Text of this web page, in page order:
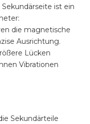
ist ein
die magnetische
Ausrichtung.
Lücken
Vibrationen
Sekundärteile